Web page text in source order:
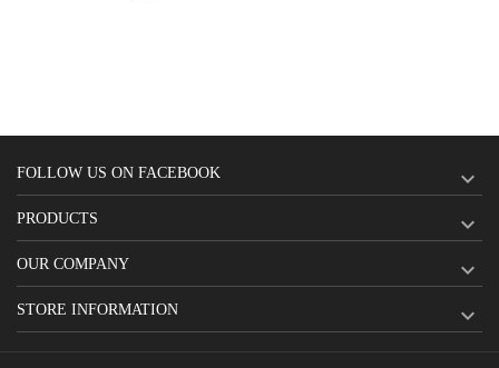
FOLLOW US ON FACEBOOK 
PRODUCTS 
OUR COMPANY 
STORE INFORMATION 